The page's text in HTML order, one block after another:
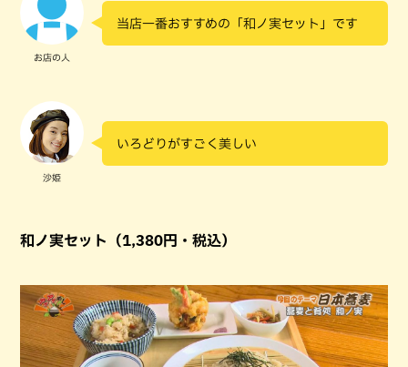
お店の人
当店一番おすすめの「和ノ実セット」です
沙姫
いろどりがすごく美しい
和ノ実セット（1,380円・税込）